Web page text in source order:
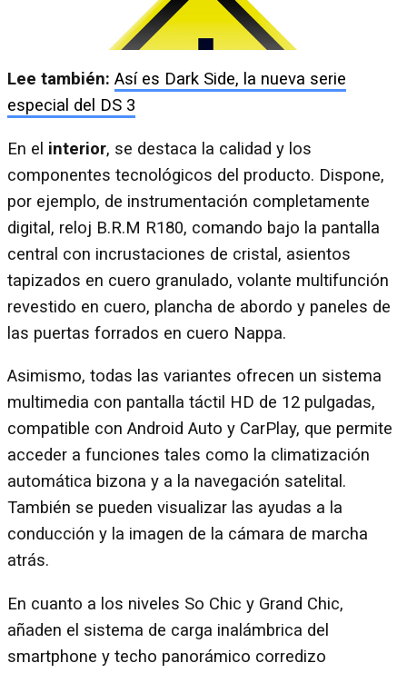
Lee también: Así es Dark Side, la nueva serie
especial del DS 3
En el interior, se destaca la calidad y los
componentes tecnológicos del producto. Dispone,
por ejemplo, de instrumentación completamente
digital, reloj B.R.M R180, comando bajo la pantalla
central con incrustaciones de cristal, asientos
tapizados en cuero granulado, volante multifunción
revestido en cuero, plancha de abordo y paneles de
las puertas forrados en cuero Nappa.
Asimismo, todas las variantes ofrecen un sistema
multimedia con pantalla táctil HD de 12 pulgadas,
compatible con Android Auto y CarPlay, que permite
acceder a funciones tales como la climatización
automática bizona y a la navegación satelital.
También se pueden visualizar las ayudas a la
conducción y la imagen de la cámara de marcha
atrás.
En cuanto a los niveles So Chic y Grand Chic,
añaden el sistema de carga inalámbrica del
smartphone y techo panorámico corredizo